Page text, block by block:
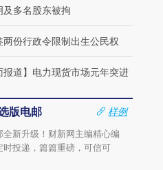
及多名股东被拘
两份行政令限制出生公民权
报道】电力现货市场元年突进
版电邮
样例
全新升级！财新网主编精心编
时投递，篇篇重磅，可信可